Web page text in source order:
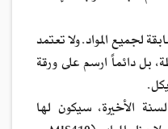
لجميع المواد. ولا تعتمد
بل دائماً ارسم على ورقة
الأخيرة، سيكون لها